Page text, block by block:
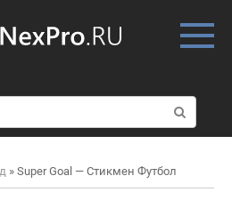
о
и
к
» Super Goal — Стикмен Футбол